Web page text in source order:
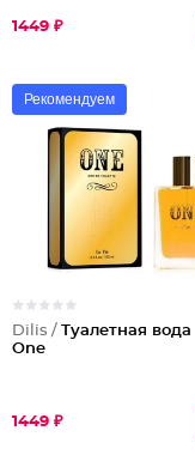
1449 ₽
Рекомендуем
Dilis / Туалетная вода
One
1449 ₽